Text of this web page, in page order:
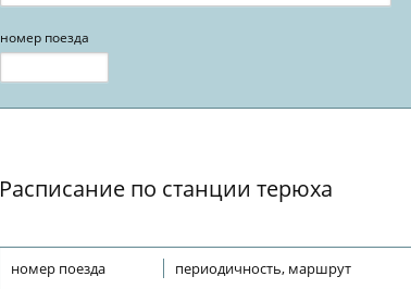
номер поезда
Расписание по станции терюха
номер поезда периодичность, маршрут